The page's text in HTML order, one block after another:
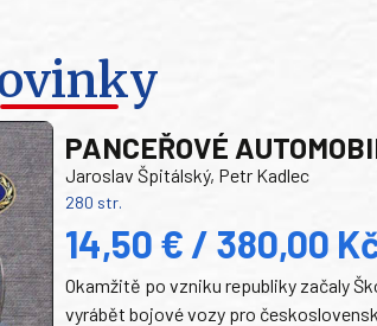
PANCEŘOVÉ
Jaroslav Špitálský, Petr Kadlec
280 str.
14,50 € / 380,00
Okamžitě po vzniku republiky začaly
vyrábět bojové vozy pro